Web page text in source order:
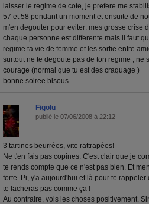
laisser le regime de cote, je prefere me
57 et 58 pendant un moment et ensuite de
m'en degouter pour eviter: mes grosse crise
chaque personne est differente mais il faut
regime ta vie de femme et les sortie entre
surtout ne te degoute pas de ton regime , ne
courage (normal que tu est des craquage )
bonne soiree bisous
Figolu
publié le 07/06/2008 à 22:12
3 tartines beurrées, vite rattrapées!
Ne t'en fais pas copines. C'est clair que je
te rends compte que ce n'est pas bien. Et
forte. Pi, y'a aujourd'hui et là pour te
te lacheras pas comme ça !
Au contraire, vois les choses positivement.